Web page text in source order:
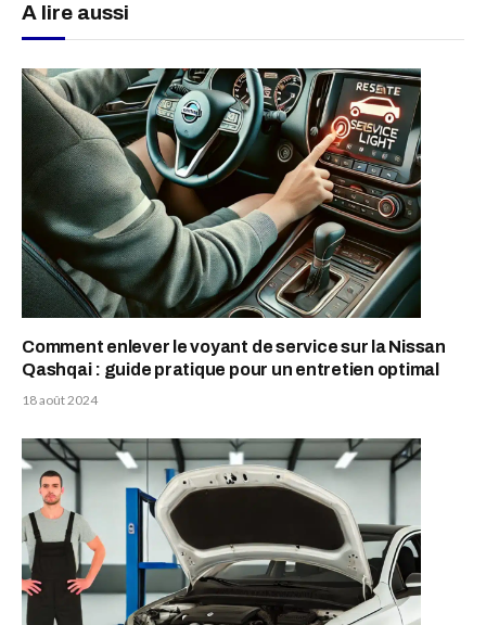
A lire aussi
Comment enlever le voyant de service sur la Nissan
Qashqai : guide pratique pour un entretien optimal
18 août 2024